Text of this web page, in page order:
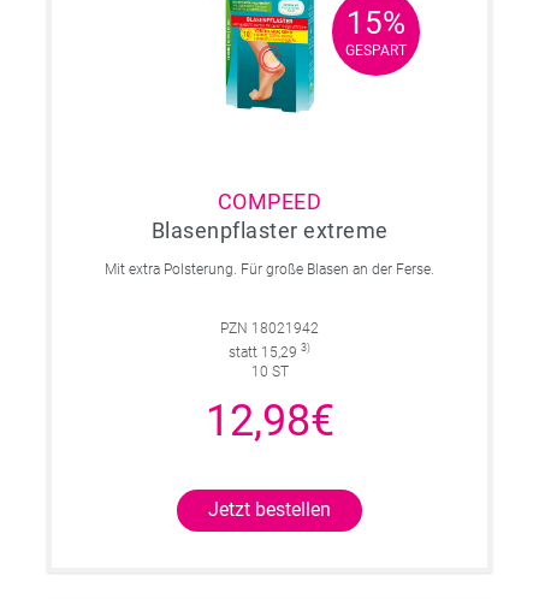
15%
GESPART
15%
GESPART
COMPEED
Blasenpflaster extreme
Mit extra Polsterung. Für große Blasen an der Ferse.
PZN 18021942
statt 15,29 3)
10 ST
12,98€
Jetzt bestellen